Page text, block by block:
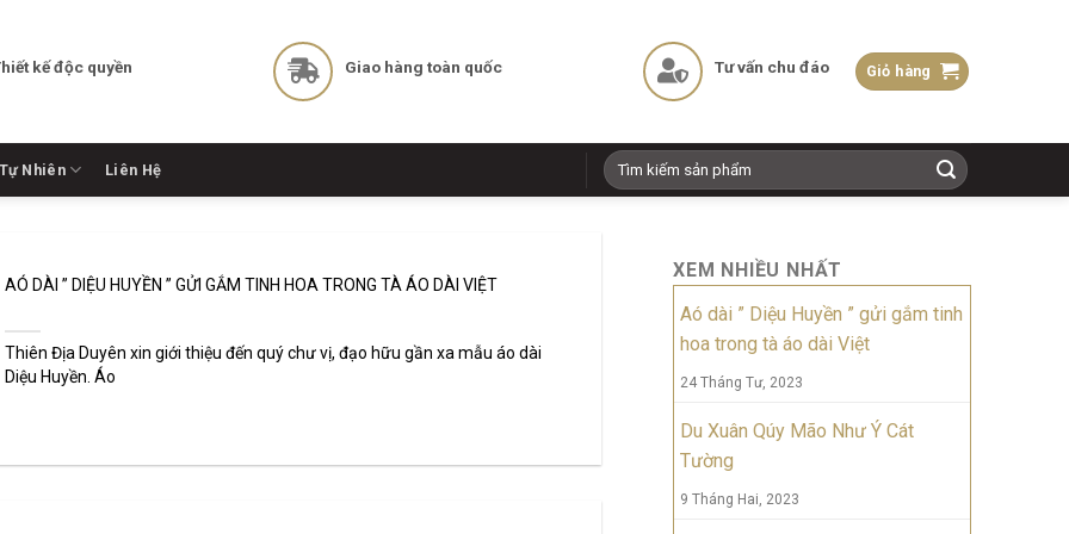
kế độc quyền Giao hàng toàn quốc Tư vấn chu đáo Giỏ hàng
Nhiên Liên Hệ
Tìm
kiếm:
AÓ DÀI ” DIỆU HUYỀN ” GỬI GẮM TINH HOA TRONG TÀ ÁO DÀI VIỆT
Thiên Địa Duyên xin giới thiệu đến quý chư vị, đạo hữu gần xa mẫu áo dài
Diệu Huyền. Áo
XEM NHIỀU NHẤT
Aó dài ” Diệu Huyền ” gửi gắm tinh
hoa trong tà áo dài Việt
24 Tháng Tư, 2023
Du Xuân Qúy Mão Như Ý Cát
Tường
9 Tháng Hai, 2023